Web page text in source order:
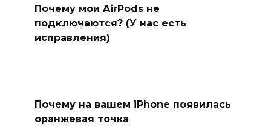
Почему мои AirPods не
подключаются? (У нас есть
исправления)
Почему на вашем iPhone появилась
оранжевая точка